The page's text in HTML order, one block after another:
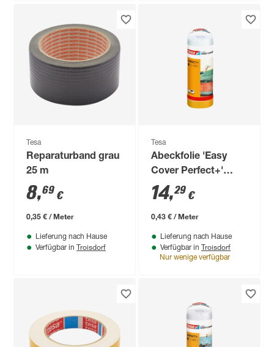
Tesa
Reparaturband grau
25 m
8,69 €
0,35 € / Meter
Lieferung nach Hause
Verfügbar in Troisdorf
Tesa
Abeckfolie 'Easy
Cover Perfect+'
Nachfüllpack 1,4 x
33 m
14,29 €
0,43 € / Meter
Lieferung nach Hause
Verfügbar in Troisdorf
Nur wenige verfügbar